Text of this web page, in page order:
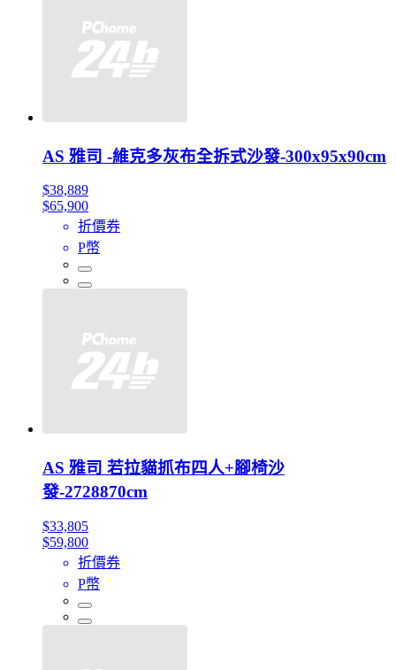
AS 雅司 -維克多灰布全拆式沙發-300x95x90cm
$38,889
$65,900
折價券
P幣
AS 雅司 若拉貓抓布四人+腳椅沙
發-2728870cm
$33,805
$59,800
折價券
P幣